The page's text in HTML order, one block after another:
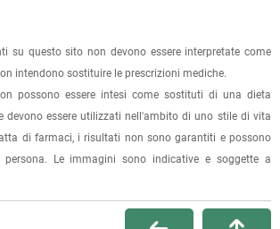
potrai verificare lo stato di lavorazione
della spedizione.
contattaci via e-mail
su questo sito non devono essere interpretate come
intendono sostituire le prescrizioni mediche.
possono essere intesi come sostituti di una dieta
devono essere utilizzati nell'ambito di uno stile di vita
di farmaci, i risultati non sono garantiti e possono
Le immagini sono indicative e soggette a